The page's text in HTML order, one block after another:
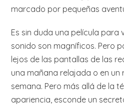
marcado por pequeñas
Es sin duda una película para
sonido son magníficos. Pero
lejos de las pantallas de las
una mañana relajada o en
semana. Pero más allá de la
apariencia, esconde un